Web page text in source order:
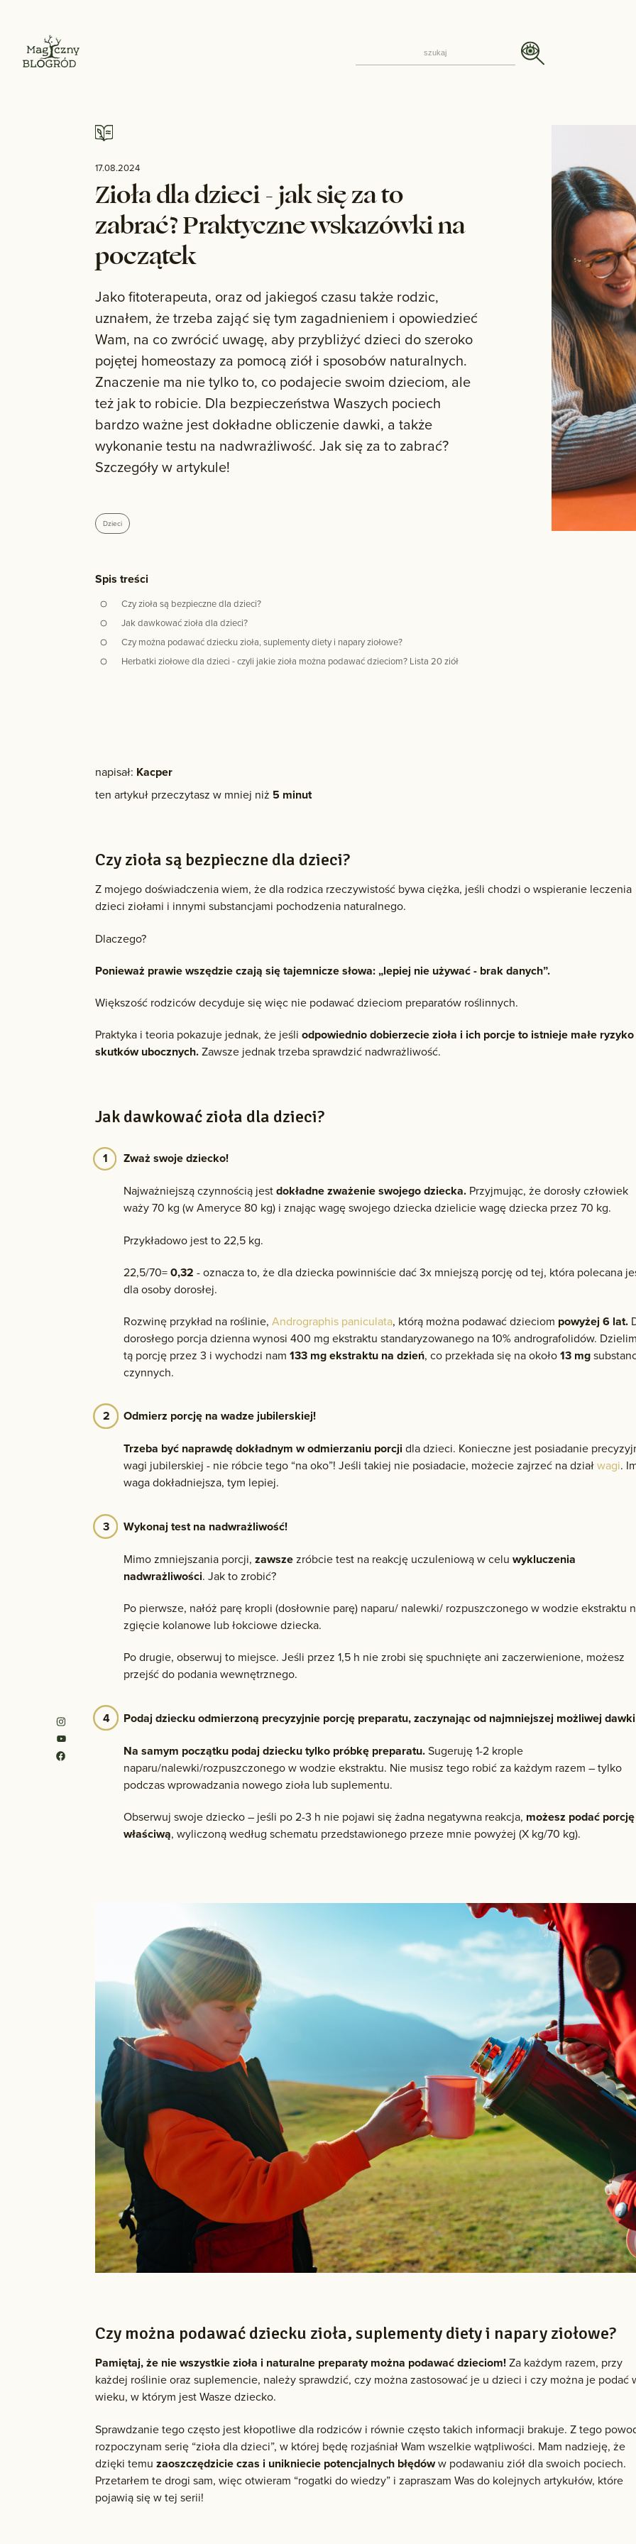
17.08.2024
Zioła dla dzieci - jak się za to
zabrać? Praktyczne wskazówki na
początek
Jako fitoterapeuta, oraz od jakiegoś czasu także rodzic,
uznałem, że trzeba zająć się tym zagadnieniem i opowiedzieć
Wam, na co zwrócić uwagę, aby przybliżyć dzieci do szeroko
pojętej homeostazy za pomocą ziół i sposobów naturalnych.
Znaczenie ma nie tylko to, co podajecie swoim dzieciom, ale
też jak to robicie. Dla bezpieczeństwa Waszych pociech
bardzo ważne jest dokładne obliczenie dawki, a także
wykonanie testu na nadwrażliwość. Jak się za to zabrać?
Szczegóły w artykule!
Dzieci
Spis treści
Czy zioła są bezpieczne dla dzieci?
Jak dawkować zioła dla dzieci?
Czy można podawać dziecku zioła, suplementy diety i napary ziołowe?
Herbatki ziołowe dla dzieci - czyli jakie zioła można podawać dzieciom? Lista 20 ziół
napisał: Kacper
ten artykuł przeczytasz w mniej niż 5 minut
Czy zioła są bezpieczne dla dzieci?
Z mojego doświadczenia wiem, że dla rodzica rzeczywistość bywa ciężka, jeśli chodzi o wspieranie leczenia
dzieci ziołami i innymi substancjami pochodzenia naturalnego.
Dlaczego?
Ponieważ prawie wszędzie czają się tajemnicze słowa: „lepiej nie używać - brak danych”.
Większość rodziców decyduje się więc nie podawać dzieciom preparatów roślinnych.
Praktyka i teoria pokazuje jednak, że jeśliodpowiednio dobierzecie zioła i ich porcje to istnieje małe ryzyko
skutków ubocznych.Zawsze jednak trzeba sprawdzić nadwrażliwość.
Jak dawkować zioła dla dzieci?
Zważ swoje dziecko!
Najważniejszą czynnością jestdokładne zważenie swojego dziecka. Przyjmując, że dorosły człowiek
waży 70 kg (w Ameryce 80 kg) i znając wagę swojego dziecka dzielicie wagę dziecka przez 70 kg.
Przykładowo jest to 22,5 kg.
22,5/70=0,32 - oznacza to, że dla dziecka powinniście dać 3x mniejszą porcję od tej, która polecana
dla osoby dorosłej.
Rozwinę przykład na roślinie,Andrographis paniculata, którą można podawać dzieciom powyżej 6 lat.
dorosłego porcja dzienna wynosi 400 mg ekstraktu standaryzowanego na 10% andrografolidów.
tą porcję przez 3 i wychodzi nam133 mg ekstraktu na dzień, co przekłada się na około13 mg
czynnych.
Odmierz porcję na wadze jubilerskiej!
Trzeba być naprawdę dokładnym w odmierzaniu porcji dla dzieci. Konieczne jest posiadanie
wagi jubilerskiej - nie róbcie tego “na oko”! Jeśli takiej nie posiadacie, możecie zajrzeć na działwagi.
waga dokładniejsza, tym lepiej.
Wykonaj test na nadwrażliwość!
Mimo zmniejszania porcji,zawszezróbcie test na reakcję uczuleniową w celuwykluczenia
nadwrażliwości. Jak to zrobić?
Po pierwsze, nałóż parę kropli (dosłownie parę) naparu/ nalewki/ rozpuszczonego w wodzie ekstraktu
zgięcie kolanowe lub łokciowe dziecka.
Po drugie, obserwuj to miejsce. Jeśli przez 1,5 h nie zrobi się spuchnięte ani zaczerwienione, możesz
przejść do podania wewnętrznego.
Podaj dziecku odmierzoną precyzyjnie porcję preparatu, zaczynając od najmniejszej możliwej
Na samym początku podaj dziecku tylko próbkę preparatu.Sugeruję 1-2 krople
naparu/nalewki/rozpuszczonego w wodzie ekstraktu. Nie musisz tego robić za każdym razem – tylko
podczas wprowadzania nowego zioła lub suplementu.
Obserwuj swoje dziecko – jeśli po 2-3 h nie pojawi się żadna negatywna reakcja, możesz podać porcję
właściwą, wyliczoną według schematu przedstawionego przeze mnie powyżej (X kg/70 kg).
Czy można podawać dziecku zioła, suplementy diety i napary ziołowe?
Pamiętaj, że nie wszystkie zioła i naturalne preparaty można podawać dzieciom!Za każdym razem, przy
każdej roślinie oraz suplemencie, należy sprawdzić, czy można zastosować je u dzieci i czy można je podać
wieku, w którym jest Wasze dziecko.
Sprawdzanie tego często jest kłopotliwe dla rodziców i równie często takich informacji brakuje. Z tego
rozpoczynam serię “zioła dla dzieci”, w której będę rozjaśniał Wam wszelkie wątpliwości. Mam nadzieję, że
dzięki temuzaoszczędzicie czas i unikniecie potencjalnych błędóww podawaniu ziół dla swoich pociech.
Przetarłem te drogi sam, więc otwieram “rogatki do wiedzy” i zapraszam Was do kolejnych artykułów, które
pojawią się w tej serii!